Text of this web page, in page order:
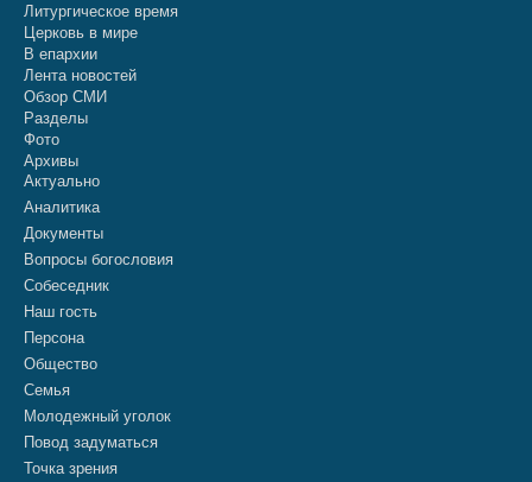
Литургическое время
Церковь в мире
В епархии
Лента новостей
Обзор СМИ
Разделы
Фото
Архивы
Актуально
Аналитика
Документы
Вопросы богословия
Собеседник
Наш гость
Персона
Общество
Семья
Молодежный уголок
Повод задуматься
Точка зрения